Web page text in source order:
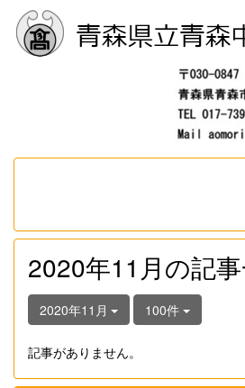
2020年11月の記
2020年11月 100件
記事がありません。